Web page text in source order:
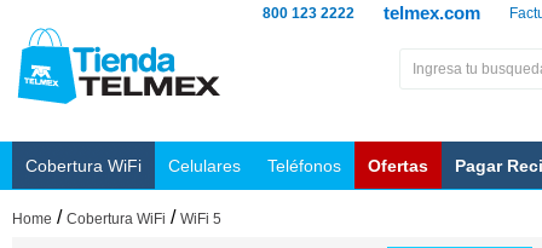
telmex.com
800 123 2222
Cobertura WiFi Celulares Teléfonos Ofertas Pagar
Home / Cobertura WiFi / WiFi 5